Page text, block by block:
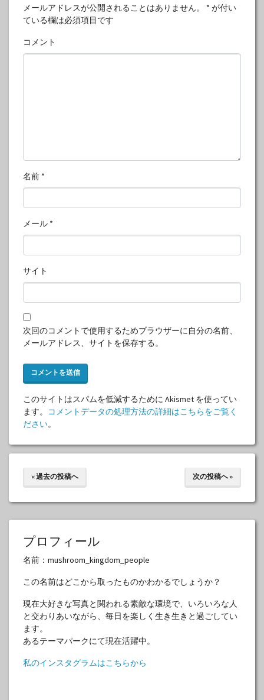
メールアドレスが公開されることはありません。 * が付い
ている欄は必須項目です
コメント
名前 *
メール *
サイト
次回のコメントで使用するためブラウザーに自分の名前、
メールアドレス、サイトを保存する。
このサイトはスパムを低減するために Akismet を使ってい
ます。
コメントデータの処理方法の詳細はこちらをご覧く
ださい。
« 過去の投稿へ 次の投稿へ »
プロフィール
名前：mushroom_kingdom_people
この名前はどこから取ったものかわかるでしょうか？
現在大好きな写真と関われる素敵な環境で、いろいろな人
と交わりあいながら、毎日を楽しく生き生きと過ごしてい
ます。
あるテーマパークにて現在活躍中。
私のインスタグラムはこちらから